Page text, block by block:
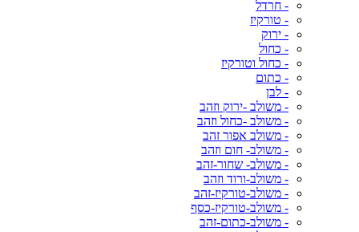
- חרדל
- טורקיז
- ירוק
- כחול
- כחול וטורקיז
- כתום
- לבן
- משולב -ירוק וזהב
- משולב -כחול וזהב
- משולב אפור זהב
- משולב- חום וזהב
- משולב- שחור-זהב
- משולב-ורוד וזהב
- משולב-טורקיז-זהב
- משולב-טורקיז-כסף
- משולב-כתום-זהב